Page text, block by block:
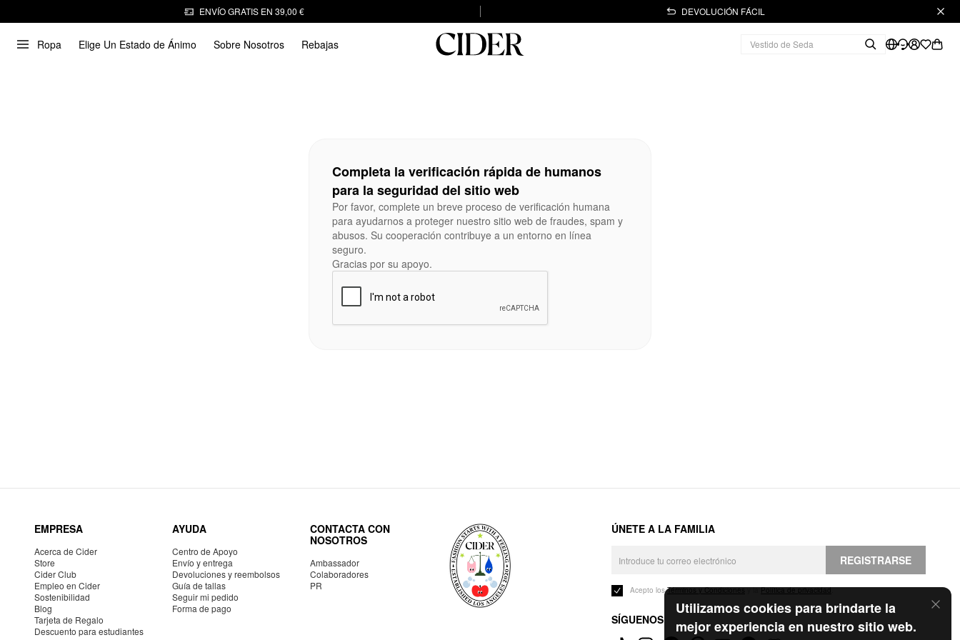
ENVÍO GRATIS EN 39,00 € DEVOLUCIÓN FÁCIL
Ropa Elige Un Estado de Ánimo Sobre Nosotros Rebajas
Utilizamos cookies para brindarte la
mejor experiencia en nuestro sitio web.
Completa la verificación rápida de humanos
para la seguridad del sitio web
Por favor, complete un breve proceso de verificación humana
para ayudarnos a proteger nuestro sitio web de fraudes, spam y
abusos. Su cooperación contribuye a un entorno en línea
seguro.
Gracias por su apoyo.
EMPRESA
Acerca de Cider
Store
Cider Club
Empleo en Cider
Sostenibilidad
Blog
Tarjeta de Regalo
Descuento para estudiantes
AYUDA
Centro de Apoyo
Envío y entrega
Devoluciones y reembolsos
Guía de tallas
Seguir mi pedido
Forma de pago
CONTACTA CON
NOSOTROS
Ambassador
Colaboradores
PR
ÚNETE A LA FAMILIA
REGISTRARSE
Acepto losTérminos y Condicionesy laPolítica de privacidad.
SÍGUENOS